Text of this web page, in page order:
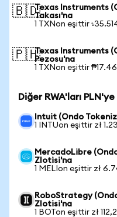
🇧🇩Texas Instruments
Takası'na
1 TXNon eşittir
🇵🇭Texas Instruments
Pezosu'na
1 TXNon eşittir
Diğer RWA'ları
Intuit (Ondo
1 INTUon eşittir zł
MercadoLibre
Zlotisi'na
1 MELIon eşittir zł
RoboStrategy
Zlotisi'na
1 BOTon eşittir zł